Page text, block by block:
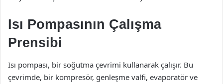
Isı Pompasının Çalışma
Prensibi
Isı pompası, bir soğutma çevrimi kullanarak çalışır. Bu
çevrimde, bir kompresör, genleşme valfi, evaporatör ve